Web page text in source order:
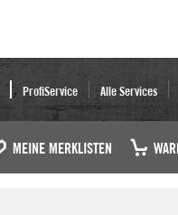
ProfiService Alle Services
MEINE MERKLISTEN